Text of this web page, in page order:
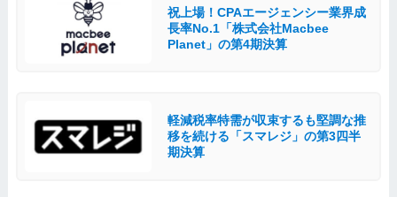
祝上場！CPAエージェンシー業界成
長率No.1「株式会社Macbee
Planet」の第4期決算
軽減税率特需が収束するも堅調な推
移を続ける「スマレジ」の第3四半
期決算